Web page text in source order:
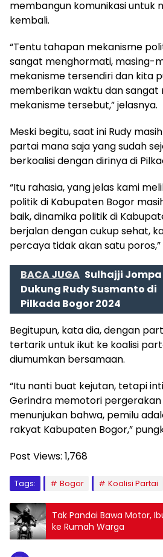
membangun komunikasi untuk
kembali.
“Tentu tahapan mekanisme
sangat menghormati, masing-
mekanisme tersendiri dan kita
memberikan waktu dan
mekanisme tersebut,” jelasnya.
Meski begitu, saat ini Rudy
partai mana saja yang sudah
berkoalisi dengan dirinya di
“Itu rahasia, yang jelas kami
politik di Kabupaten Bogor
baik, dinamika politik di
berjalan dengan cukup sehat,
percaya tidak akan satu
BACA JUGA Sulhajji Jompa
Dukung Rudy Susmanto di
Pilkada Bogor 2024
Begitupun, kata dia, dengan
tertarik untuk ikut ke koalisi
diumumkan bersamaan.
“Itu nanti buat kejutan, tetapi
Gerindra memotori pergerakan
menunjukan bahwa, pemilu
rakyat Kabupaten Bogor,”
Post Views: 1,768
Tags: Bogor Koalisi Partai
Tak Pandai Bawa Motor,
ke Rumah Warga